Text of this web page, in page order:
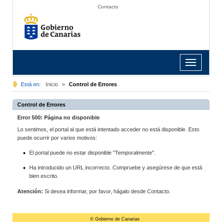
Contacto
Toggle
navigation
Está en: Inicio > Control de Errores
Control de Errores
Error 500: Página no disponible
Lo sentimos, el portal al que está intentado acceder no está disponible. Esto
puede ocurrir por varios motivos:
El portal puede no estar disponible "Temporalmente".
Ha introducido un URL incorrecto. Compruebe y asegúrese de que está
bien escrito.
Atención: Si desea informar, por favor, hágalo desde Contacto.
© Gobierno de Canarias